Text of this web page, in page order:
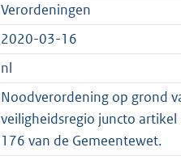
Verordeningen
2020-03-16
nl
Noodverordening op grond
veiligheidsregio juncto
176 van de Gemeentewet.